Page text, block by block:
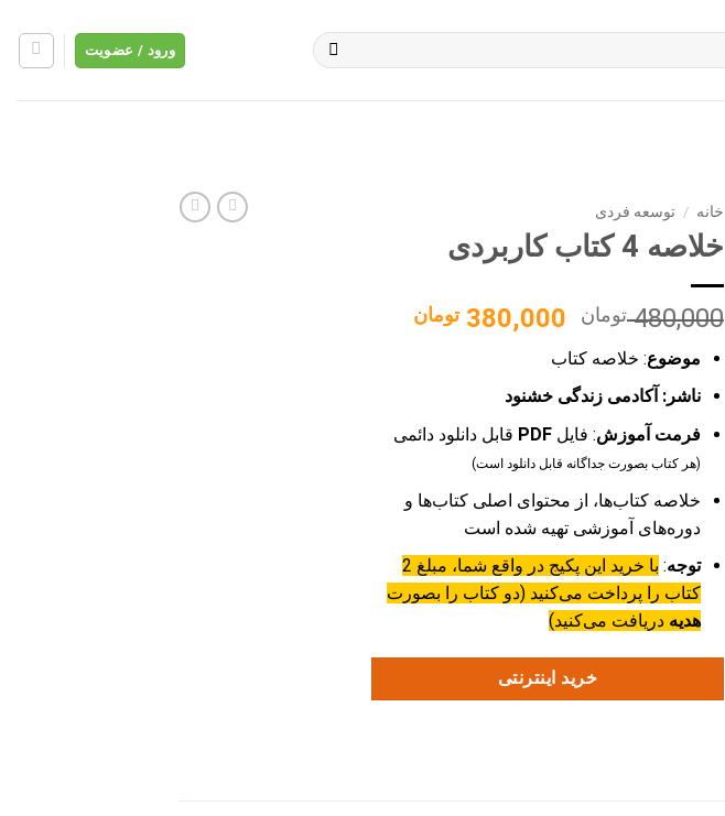
ورود / عضویت
خانه / توسعه فردی
خلاصه 4 کتاب کاربردی
480,000 تومان
قیمت
بود.
380,000 تومان
موضوع: خلاصه کتاب
ناشر: آکادمی زندگی خشنود
فرمت آموزش: فایل PDF قابل دانلود دائمی
(هر کتاب بصورت جداگانه قابل دانلود است)
خلاصه کتاب‌ها، از محتوای اصلی کتاب‌ها و
دوره‌های آموزشی تهیه شده است
توجه:
با خرید این پکیج در واقع شما، مبلغ 2
کتاب را پرداخت می‌کنید (دو کتاب را بصورت
هدیه دریافت می‌کنید)
خرید اینترنتی